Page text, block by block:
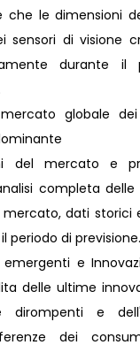
che le dimensioni
sensori di visione
durante il
globale
del mercato e
completa delle
dati storici
periodo di previsione.
emergenti e
delle ultime
dirompenti e
dei